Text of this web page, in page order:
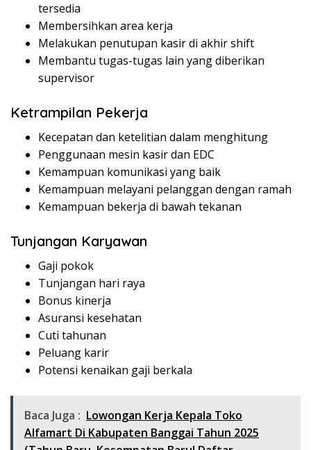
tersedia
Membersihkan area kerja
Melakukan penutupan kasir di akhir shift
Membantu tugas-tugas lain yang diberikan
supervisor
Ketrampilan Pekerja
Kecepatan dan ketelitian dalam menghitung
Penggunaan mesin kasir dan EDC
Kemampuan komunikasi yang baik
Kemampuan melayani pelanggan dengan ramah
Kemampuan bekerja di bawah tekanan
Tunjangan Karyawan
Gaji pokok
Tunjangan hari raya
Bonus kinerja
Asuransi kesehatan
Cuti tahunan
Peluang karir
Potensi kenaikan gaji berkala
Baca Juga : Lowongan Kerja Kepala Toko
Alfamart Di Kabupaten Banggai Tahun 2025